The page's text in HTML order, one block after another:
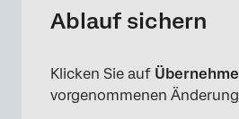
Ablauf sichern
Klicken Sie auf
vorgenommenen